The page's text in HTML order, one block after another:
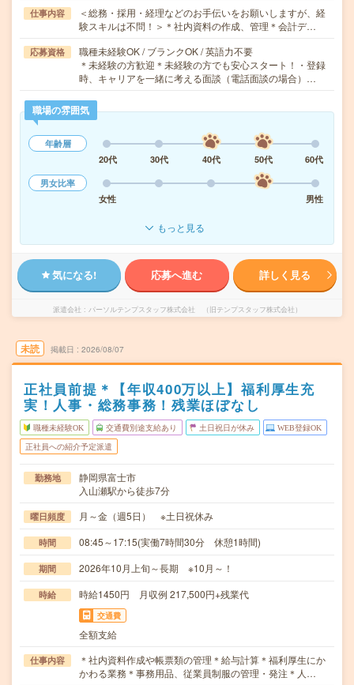
仕事内容
＜総務・採用・経理などのお手伝いをお願いしますが、経
験スキルは不問！＞＊社内資料の作成、管理＊会計デ…
応募資格
職種未経験OK / ブランクOK / 英語力不要
＊未経験の方歓迎＊未経験の方でも安心スタート！・登録
時、キャリアを一緒に考える面談（電話面談の場合）…
職場の雰囲気
年齢層
20代
30代 40代 50代
60代
男女比率
女性
男性
もっと見る
気になる! 応募へ進む 詳しく見る
派遣会社 パーソルテンプスタッフ株式会社 （旧テンプスタッフ株式会社）
未読 掲載日 2026/08/07
正社員前提＊【年収400万以上】福利厚生充
実！人事・総務事務！残業ほぼなし
職種未経験OK 交通費別途支給あり 土日祝日が休み WEB登録OK
正社員への紹介予定派遣
勤務地
静岡県富士市
入山瀬駅から徒歩7分
曜日頻度 月～金（週5日） ※土日祝休み
時間 08:45～17:15(実働7時間30分 休憩1時間)
期間 2026年10月上旬～長期 ※10月～！
時給 時給1450円 月収例 217,500円+残業代
交通費
全額支給
仕事内容
＊社内資料作成や帳票類の管理＊給与計算＊福利厚生にか
かわる業務＊事務用品、従業員制服の管理・発注＊人…